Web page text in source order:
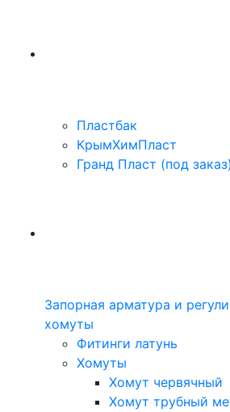
Пластбак
КрымХимПласт
Гранд Пласт (под заказ)
Запорная арматура и
хомуты
Фитинги латунь
Хомуты
Хомут червячный
Хомут трубный